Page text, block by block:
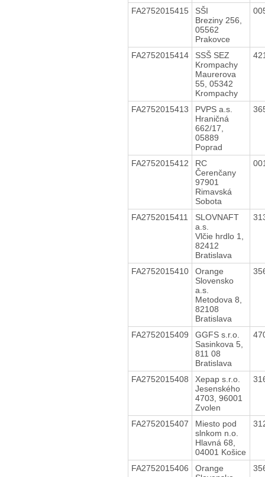
FA2752015415
SŠI
Breziny 256,
05562
Prakovce
FA2752015414
SSŠ SEZ
Krompachy
Maurerova
55, 05342
Krompachy
FA2752015413
PVPS a.s.
Hraničná
662/17,
05889
Poprad
FA2752015412
RC
Čerenčany
97901
Rimavská
Sobota
FA2752015411
SLOVNAFT
a.s.
Vlčie hrdlo 1,
82412
Bratislava
FA2752015410
Orange
Slovensko
a.s.
Metodova 8,
82108
Bratislava
FA2752015409
GGFS s.r.o.
Sasinkova 5,
811 08
Bratislava
FA2752015408
Xepap s.r.o.
Jesenského
4703, 96001
Zvolen
FA2752015407
Miesto pod
slnkom n.o.
Hlavná 68,
04001 Košice
FA2752015406
Orange